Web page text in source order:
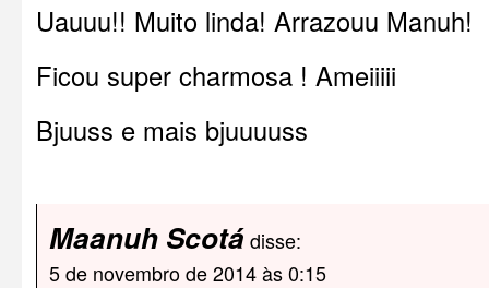
Uauuu!! Muito linda! Arrazouu Manuh!
Ficou super charmosa ! Ameiiiii
Bjuuss e mais bjuuuuss
Maanuh Scotádisse:
5 de novembro de 2014 às 0:15